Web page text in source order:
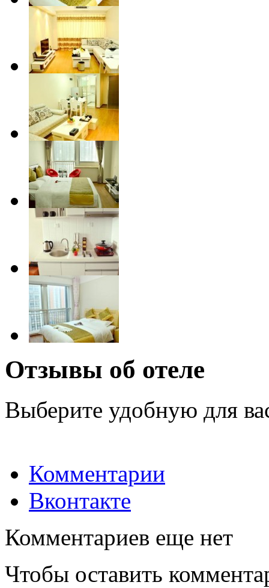
Отзывы об отеле
Выберите удобную для
Комментарии
Вконтакте
Комментариев еще нет
Чтобы оставить